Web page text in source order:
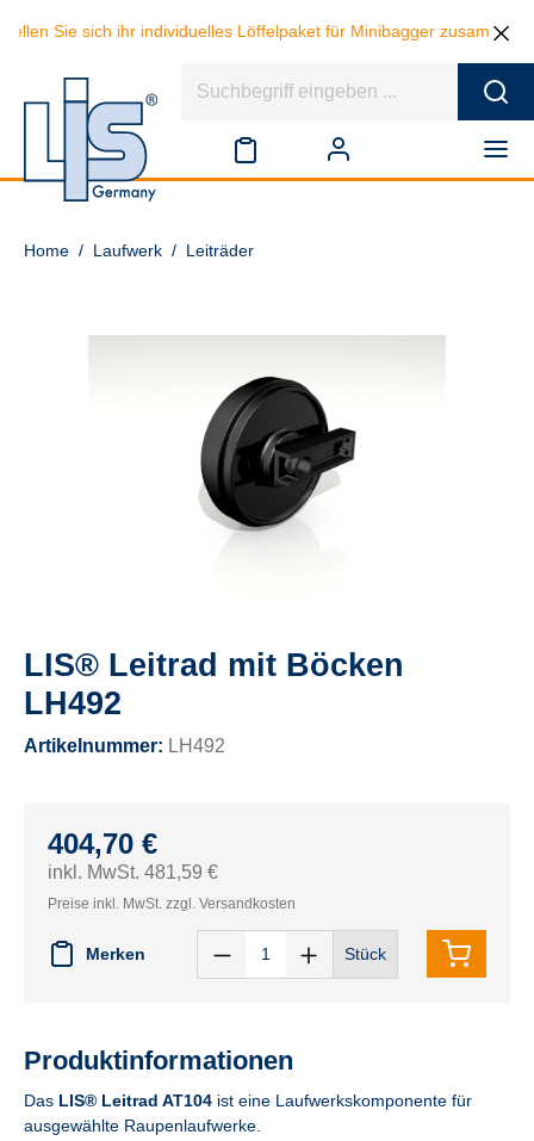
Sie sich ihr individuelles Löffelpaket für Minibagger zusammen
Home / Laufwerk / Leiträder
LIS® Leitrad mit Böcken
LH492
Artikelnummer: LH492
404,70 €
inkl. MwSt. 481,59 €
Preise inkl. MwSt. zzgl. Versandkosten
Merken Stück
Produktinformationen
Das LIS® Leitrad AT104 ist eine Laufwerkskomponente für
ausgewählte Raupenlaufwerke.